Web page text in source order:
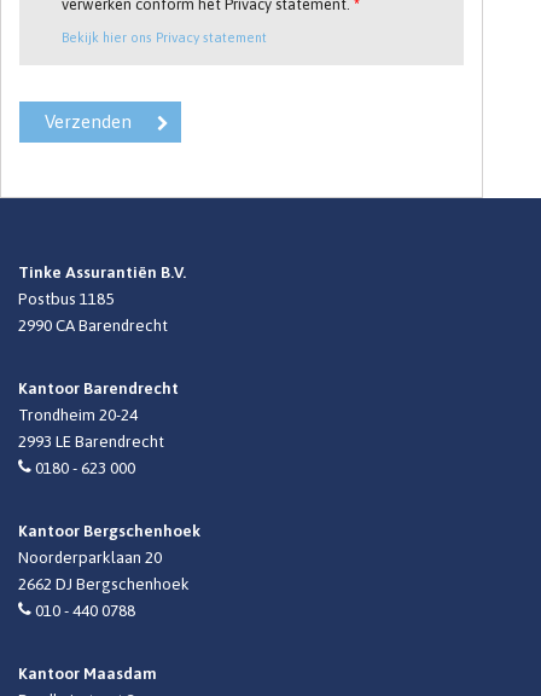
verwerken conform het Privacy statement. *
Bekijk hier ons Privacy statement
Tinke Assurantiën B.V.
Postbus 1185
2990 CABarendrecht
Kantoor Barendrecht
Trondheim 20-24
2993 LE Barendrecht
0180 - 623 000
Kantoor Bergschenhoek
Noorderparklaan 20
2662 DJ Bergschenhoek
010 - 440 0788
Kantoor Maasdam